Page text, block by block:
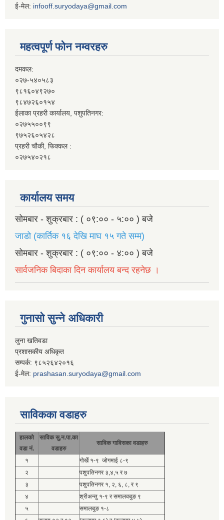
ई-मेल: infooff.suryodaya@gmail.com
महत्वपूर्ण फोन नम्वरहरु
दमकल:
०२७-५४०५८३
९८१६०४९२७०
९८४७२६०१५४
ईलाका प्रहरी कार्यालय, पशुपतिनगर:
०२७५५००९९
९७५२६०५४२८
प्रहरी चौकी, फिक्कल :
०२७५४०२१८
कार्यालय समय
सोमबार - शुक्रबार : ( ०९:०० - ५:०० ) बजे
जाडो (कार्तिक १६ देखि माघ १५ गते सम्म)
सोमबार - शुक्रबार : ( ०९:०० - ४:०० ) बजे
सार्वजनिक बिदाका दिन कार्यालय बन्द रहनेछ ।
गुनासो सुन्ने अधिकारी
लुना खतिवडा
प्रशासकीय अधिकृत
सम्पर्क: ९८५२६४२०१६
ई-मेल: prashasan.suryodaya@gmail.com
साविकका वडाहरु
हालको
वडा नं.
साविक सु.न.पा.का
वडाहरु
साविक गाविसका वडाहरु
१
गोर्खे १-९ जोगमाई ८-९
२
पशुपतिनगर ३,४,५ र ७
३
पशुपतिनगर १, २, ६, ८, र ९
४
श्रीअन्तु १-९ र समालवबुङ ९
५
समालबुङ १-८